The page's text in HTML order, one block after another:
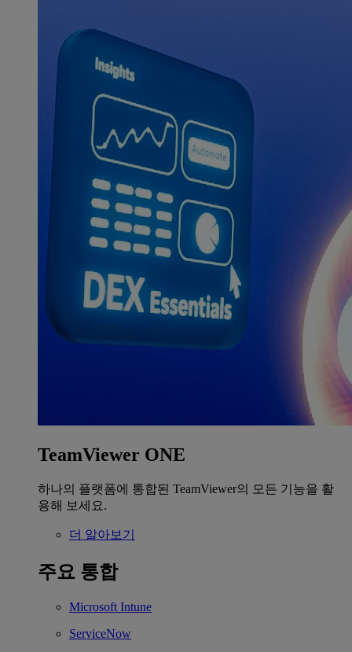
TeamViewer ONE
하나의 플랫폼에 통합된 TeamViewer의 모든 기능을 활
용해 보세요.
더 알아보기
주요 통합
Microsoft Intune
ServiceNow